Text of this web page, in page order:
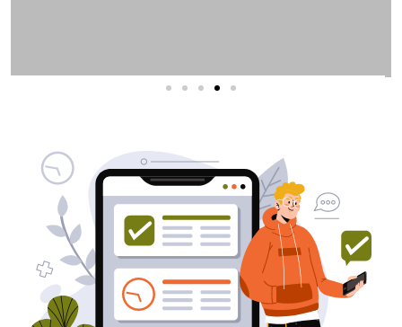
בעל/ת עסק? סוכנות ניהול מוניטין
לקידום, שיווק ופרסום באינטרנט
כאן עבורך!
לפרטים